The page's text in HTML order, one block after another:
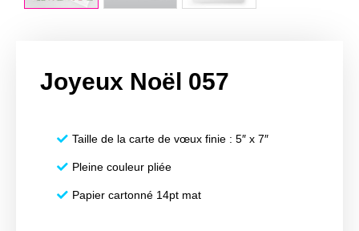
Joyeux Noël 057
Taille de la carte de vœux finie : 5″ x 7″
Pleine couleur pliée
Papier cartonné 14pt mat